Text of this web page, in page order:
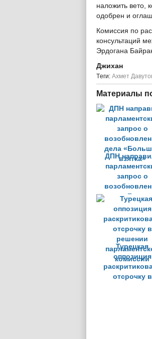
наложить вето,
одобрен и
Комиссия по
консультаций
Эрдогана
Джихан
Tеги: Ахмет
Материалы
ДПН
запрос о
дела
взятка»
Турецкая
оппозиция
отсрочку в